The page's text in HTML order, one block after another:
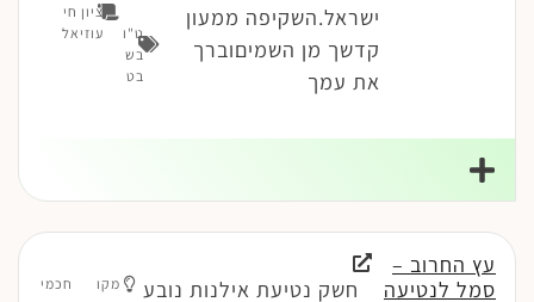
ישראל.השקיפה ממעון
קדשך מן השמיםוברך
את עמך
ט"ו
בש
בט
ציון חי
עוזיאל
עץ החרוב –
סמל לנטיעה
חשק נטיעת אילנות נובע
מקו
חכמי